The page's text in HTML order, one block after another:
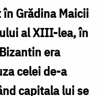
Grădina Maicii
al XIII-lea, în
era
celei de-a
capitala lui se